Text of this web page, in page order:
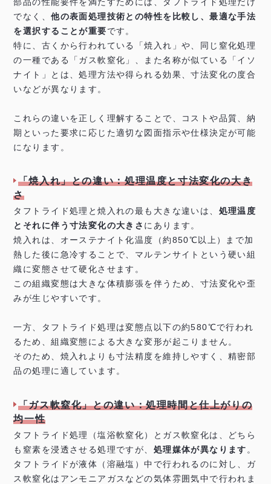
でなく、他の表面処理技術との特性を比較し、最適な手法
を選択することが重要です。
特に、古くから行われている「焼入れ」や、同じ窒化処理
の一種である「ガス軟窒化」、また名称が似ている「イソ
ナイト」とは、処理方法や得られる効果、寸法変化の度合
いなどが異なります。
これらの違いを正しく理解することで、コストや品質、納
期といった要求に応じた適切な図面指示や仕様決定が可能
になります。
「焼入れ」との違い：処理温度と寸法変化の大き
さ
タフトライド処理と焼入れの最も大きな違いは、 処理温度
とそれに伴う寸法変化の大きさ にあります。
焼入れは、オーステナイト化温度（約850℃以上）まで加
熱した後に急冷することで、マルテンサイトという硬い組
織に変態させて硬化させます。
この組織変態は大きな体積膨張を伴うため、寸法変化や歪
みが生じやすいです。
一方、タフトライド処理は変態点以下の約580℃で行われ
るため、組織変態による大きな変形が起こりません。
そのため、焼入れよりも寸法精度を維持しやすく、精密部
品の処理に適しています。
「ガス軟窒化」との違い：処理時間と仕上がりの
均一性
タフトライド処理（塩浴軟窒化）とガス軟窒化は、どちら
も窒素を浸透させる処理ですが、 処理媒体が異なります 。
タフトライドが液体（溶融塩）中で行われるのに対し、ガ
ス軟窒化はアンモニアガスなどの気体雰囲気中で行われま